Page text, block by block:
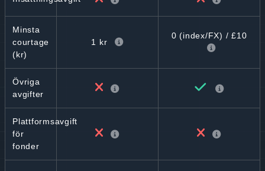
Minsta
courtage
(kr)
1 kr
0 (index/FX) / £10
Övriga
avgifter
Plattformsavgift
för
fonder